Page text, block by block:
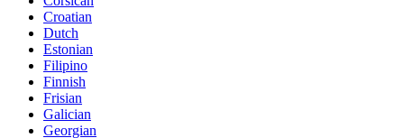
Croatian
Dutch
Estonian
Filipino
Finnish
Frisian
Galician
Georgian